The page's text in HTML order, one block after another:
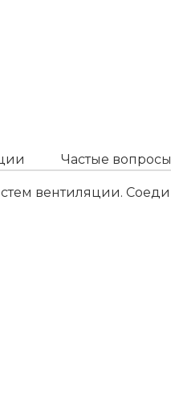
Частые вопросы
вентиляции.